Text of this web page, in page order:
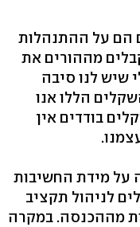
הם על ההתנהלות
מההורים את
שיש לנו סיבה
הללו אנו
בודדים אין
על מידת החשיבות
לניהול תקציב
מההכנסה. במקרה